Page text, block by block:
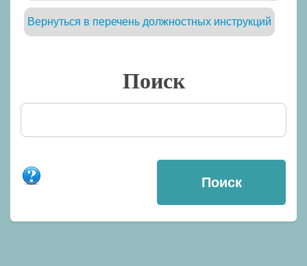
Вернуться в перечень должностных инструкций
Поиск